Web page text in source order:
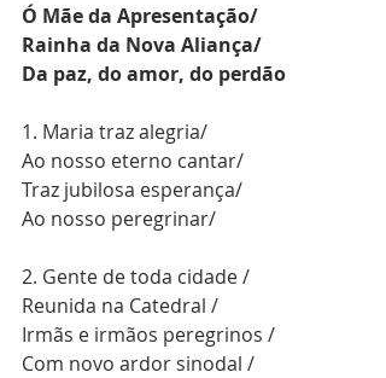
Ó Mãe da Apresentação/
Rainha da Nova Aliança/
Da paz, do amor, do perdão
1. Maria traz alegria/
Ao nosso eterno cantar/
Traz jubilosa esperança/
Ao nosso peregrinar/
2. Gente de toda cidade /
Reunida na Catedral /
Irmãs e irmãos peregrinos /
Com novo ardor sinodal /